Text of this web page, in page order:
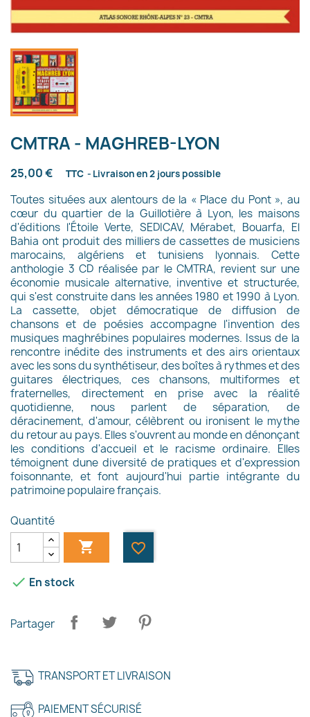
CMTRA - MAGHREB-LYON
25,00 € TTC Livraison en 2 jours possible
Toutes situées aux alentours de la « Place du Pont », au
cœur du quartier de la Guillotière à Lyon, les maisons
d'éditions l'Étoile Verte, SEDICAV, Mérabet, Bouarfa, El
Bahia ont produit des milliers de cassettes de musiciens
marocains, algériens et tunisiens lyonnais. Cette
anthologie 3 CD réalisée par le CMTRA, revient sur une
économie musicale alternative, inventive et structurée,
qui s'est construite dans les années 1980 et 1990 à Lyon.
La cassette, objet démocratique de diffusion de
chansons et de poésies accompagne l'invention des
musiques maghrébines populaires modernes. Issus de la
rencontre inédite des instruments et des airs orientaux
avec les sons du synthétiseur, des boîtes à rythmes et des
guitares électriques, ces chansons, multiformes et
fraternelles, directement en prise avec la réalité
quotidienne, nous parlent de séparation, de
déracinement, d'amour, célèbrent ou ironisent le mythe
du retour au pays. Elles s'ouvrent au monde en dénonçant
les conditions d'accueil et le racisme ordinaire. Elles
témoignent dune diversité de pratiques et d'expression
foisonnante, et font aujourd'hui partie intégrante du
patrimoine populaire français.
Quantité
 favorite_border
 En stock
Partager
TRANSPORT ET LIVRAISON
PAIEMENT SÉCURISÉ
Nom de la liste d'envies